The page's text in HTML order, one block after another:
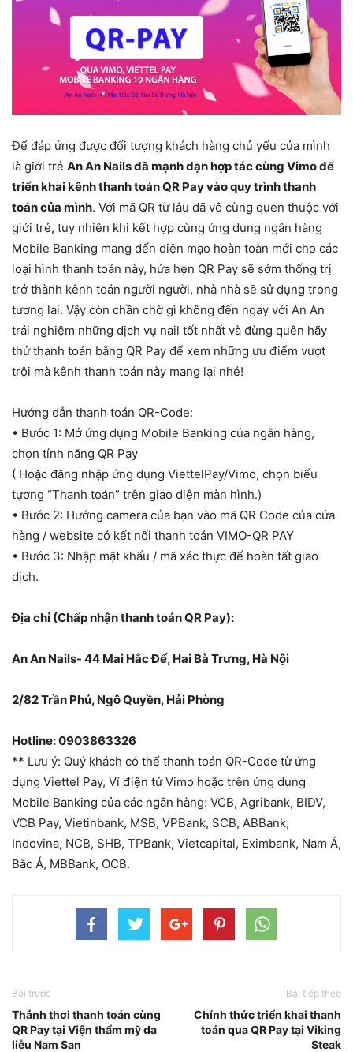
Để đáp ứng được đối tượng khách hàng chủ yếu của mình
là giới trẻ An An Nails đã mạnh dạn hợp tác cùng Vimo để
triển khai kênh thanh toán QR Pay vào quy trình thanh
toán của mình. Với mã QR từ lâu đã vô cùng quen thuộc với
giới trẻ, tuy nhiên khi kết hợp cùng ứng dụng ngân hàng
Mobile Banking mang đến diện mạo hoàn toàn mới cho các
loại hình thanh toán này, hứa hẹn QR Pay sẽ sớm thống trị
trở thành kênh toán người người, nhà nhà sẽ sử dụng trong
tương lai. Vậy còn chần chờ gì không đến ngay với An An
trải nghiệm những dịch vụ nail tốt nhất và đừng quên hãy
thử thanh toán bằng QR Pay để xem những ưu điểm vượt
trội mà kênh thanh toán này mang lại nhé!
Hướng dẫn thanh toán QR-Code:
• Bước 1: Mở ứng dụng Mobile Banking của ngân hàng,
chọn tính năng QR Pay
( Hoặc đăng nhập ứng dụng ViettelPay/Vimo, chọn biểu
tựơng “Thanh toán” trên giao diện màn hình.)
• Bước 2: Hướng camera của bạn vào mã QR Code của cửa
hàng / website có kết nối thanh toán VIMO-QR PAY
• Bước 3: Nhập mật khẩu / mã xác thực để hoàn tất giao
dịch.
Địa chỉ (Chấp nhận thanh toán QR Pay):
An An Nails- 44 Mai Hắc Đế, Hai Bà Trưng, Hà Nội
2/82 Trần Phú, Ngô Quyền, Hải Phòng
Hotline: 0903863326
** Lưu ý: Quý khách có thể thanh toán QR-Code từ ứng
dụng Viettel Pay, Ví điện tử Vimo hoặc trên ứng dụng
Mobile Banking của các ngân hàng: VCB, Agribank, BIDV,
VCB Pay, Vietinbank, MSB, VPBank, SCB, ABBank,
Indovina, NCB, SHB, TPBank, Vietcapital, Eximbank, Nam Á,
Bắc Á, MBBank, OCB.
Bài trước
Thảnh thơi thanh toán cùng
QR Pay tại Viện thẩm mỹ da
liễu Nam San
Bài tiếp theo
Chính thức triển khai thanh
toán qua QR Pay tại Viking
Steak